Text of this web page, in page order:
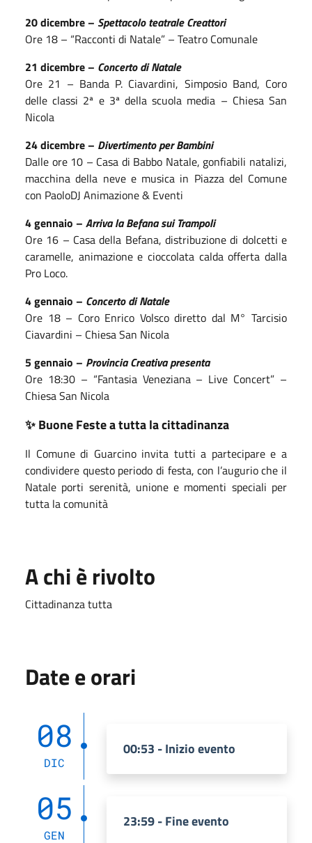
20 dicembre – Spettacolo teatrale Creattori
Ore 18 – “Racconti di Natale” – Teatro Comunale
21 dicembre – Concerto di Natale
Ore 21 – Banda P. Ciavardini, Simposio Band, Coro
delle classi 2ª e 3ª della scuola media – Chiesa San
Nicola
24 dicembre – Divertimento per Bambini
Dalle ore 10 – Casa di Babbo Natale, gonfiabili natalizi,
macchina della neve e musica in Piazza del Comune
con PaoloDJ Animazione & Eventi
4 gennaio – Arriva la Befana sui Trampoli
Ore 16 – Casa della Befana, distribuzione di dolcetti e
caramelle, animazione e cioccolata calda offerta dalla
Pro Loco.
4 gennaio – Concerto di Natale
Ore 18 – Coro Enrico Volsco diretto dal M° Tarcisio
Ciavardini – Chiesa San Nicola
5 gennaio – Provincia Creativa presenta
Ore 18:30 – “Fantasia Veneziana – Live Concert” –
Chiesa San Nicola
✨ Buone Feste a tutta la cittadinanza
Il Comune di Guarcino invita tutti a partecipare e a
condividere questo periodo di festa, con l’augurio che il
Natale porti serenità, unione e momenti speciali per
tutta la comunità
A chi è rivolto
Cittadinanza tutta
Date e orari
08
DIC
00:53 - Inizio evento
05
GEN
23:59 - Fine evento